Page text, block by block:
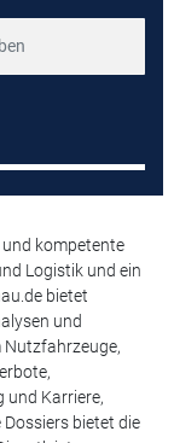
kompetente
Logistik und ein
bietet
und
Nutzfahrzeuge,
und Karriere,
bietet die